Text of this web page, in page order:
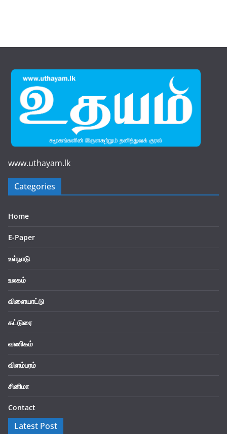
www.uthayam.lk
Categories
Home
E-Paper
உள்நாடு
உலகம்
விளையாட்டு
கட்டுரை
வணிகம்
விளம்பரம்
சினிமா
Contact
Latest Post